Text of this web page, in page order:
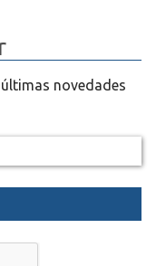
novedades